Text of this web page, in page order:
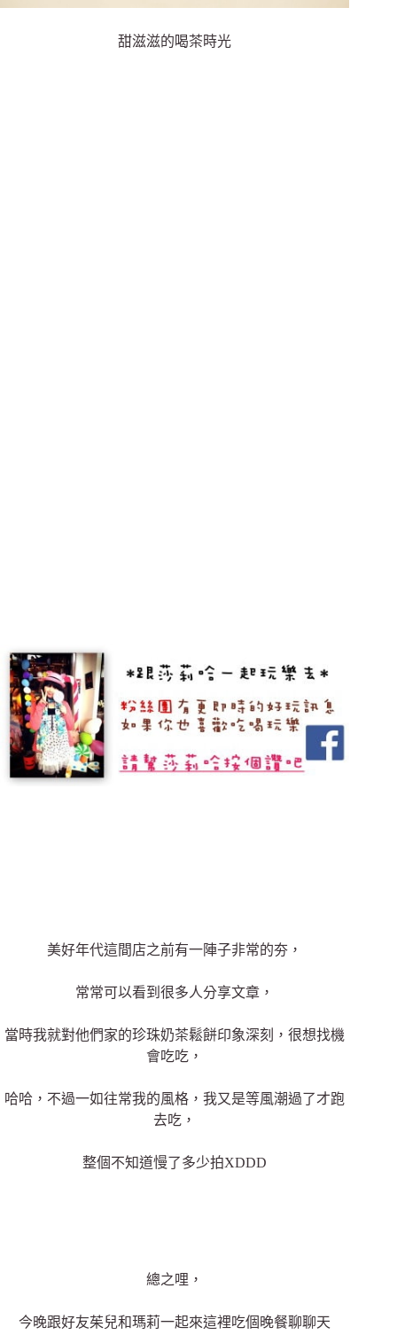
甜滋滋的喝茶時光
美好年代這間店之前有一陣子非常的夯，
常常可以看到很多人分享文章，
當時我就對他們家的珍珠奶茶鬆餅印象深刻，很想找機
會吃吃，
哈哈，不過一如往常我的風格，我又是等風潮過了才跑
去吃，
整個不知道慢了多少拍XDDD
總之哩，
今晚跟好友茱兒和瑪莉一起來這裡吃個晚餐聊聊天